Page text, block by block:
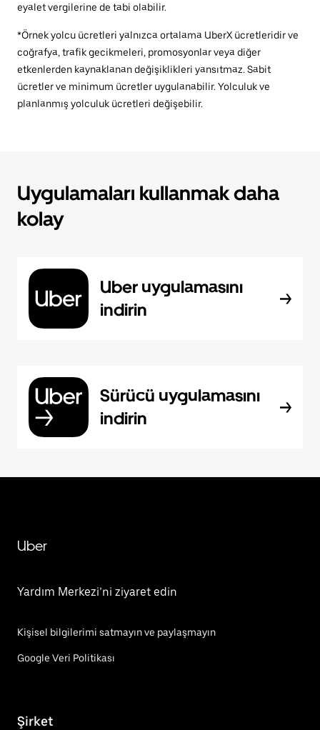
eyalet vergilerine de tabi olabilir.
*Örnek yolcu ücretleri yalnızca ortalama UberX ücretleridir ve
coğrafya, trafik gecikmeleri, promosyonlar veya diğer
etkenlerden kaynaklanan değişiklikleri yansıtmaz. Sabit
ücretler ve minimum ücretler uygulanabilir. Yolculuk ve
planlanmış yolculuk ücretleri değişebilir.
Uygulamaları kullanmak daha
kolay
Uber uygulamasını
indirin
Sürücü uygulamasını
indirin
Uber
Yardım Merkezi’ni ziyaret edin
Kişisel bilgilerimi satmayın ve paylaşmayın
Google Veri Politikası
Şirket